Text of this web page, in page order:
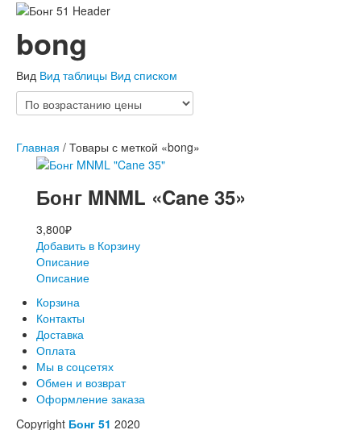
bong
Вид Вид таблицы Вид списком
Главная / Товары с меткой «bong»
Бонг MNML «Cane 35»
3,800₽
Добавить в Корзину
Описание
Описание
Корзина
Контакты
Доставка
Оплата
Мы в соцсетях
Обмен и возврат
Оформление заказа
Copyright Бонг 51 2020